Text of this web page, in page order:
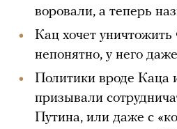
воровали, а теперь
Кац хочет
непонятно, у него
Политики вроде Каца
призывали
Путина, или даже с